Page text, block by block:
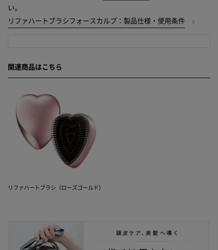
い。
リファハートブラシフォースカルプ：製品仕様・使用条件
関連商品はこちら
リファハートブラシ（ローズゴールド）